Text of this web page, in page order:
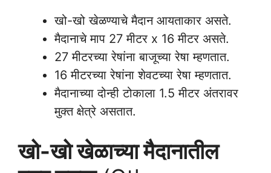
खो-खो खेळण्याचे मैदान आयताकार असते.
मैदानाचे माप 27 मीटर x 16 मीटर असते.
27 मीटरच्या रेषांना बाजूच्या रेषा म्हणतात.
16 मीटरच्या रेषांना शेवटच्या रेषा म्हणतात.
मैदानाच्या दोन्ही टोकाला 1.5 मीटर अंतरावर
मुक्त क्षेत्रे असतात.
खो-खो खेळाच्या मैदानातील